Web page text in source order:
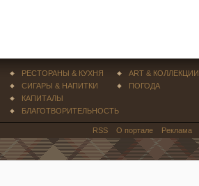
РЕСТОРАНЫ & КУХНЯ
СИГАРЫ & НАПИТКИ
КАПИТАЛЫ
БЛАГОТВОРИТЕЛЬНОСТЬ
ART & КОЛЛЕКЦИИ
ПОГОДА
RSS О портале Реклама